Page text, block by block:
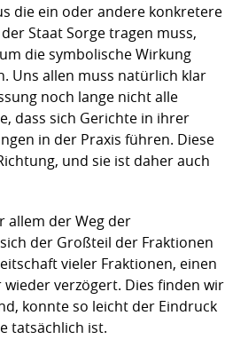
die ein oder andere konkretere
Staat Sorge tragen muss,
die symbolische Wirkung
Uns allen muss natürlich klar
noch lange nicht alle
dass sich Gerichte in ihrer
in der Praxis führen. Diese
und sie ist daher auch
allem der Weg der
der Großteil der Fraktionen
vieler Fraktionen, einen
verzögert. Dies finden wir
konnte so leicht der Eindruck
tatsächlich ist.